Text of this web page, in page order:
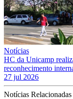
Notícias
HC da Unicamp
reconhecimento
27 jul 2026
Notícias Relacionadas